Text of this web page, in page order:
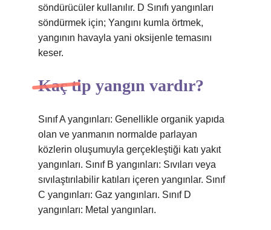
söndürücüler kullanılır. D Sınıfı yangınları
söndürmek için; Yangını kumla örtmek,
yangının havayla yani oksijenle temasını
keser.
Kaç tip yangın vardır?
Sınıf A yangınları: Genellikle organik yapıda
olan ve yanmanın normalde parlayan
közlerin oluşumuyla gerçekleştiği katı yakıt
yangınları. Sınıf B yangınları: Sıvıları veya
sıvılaştırılabilir katıları içeren yangınlar. Sınıf
C yangınları: Gaz yangınları. Sınıf D
yangınları: Metal yangınları.